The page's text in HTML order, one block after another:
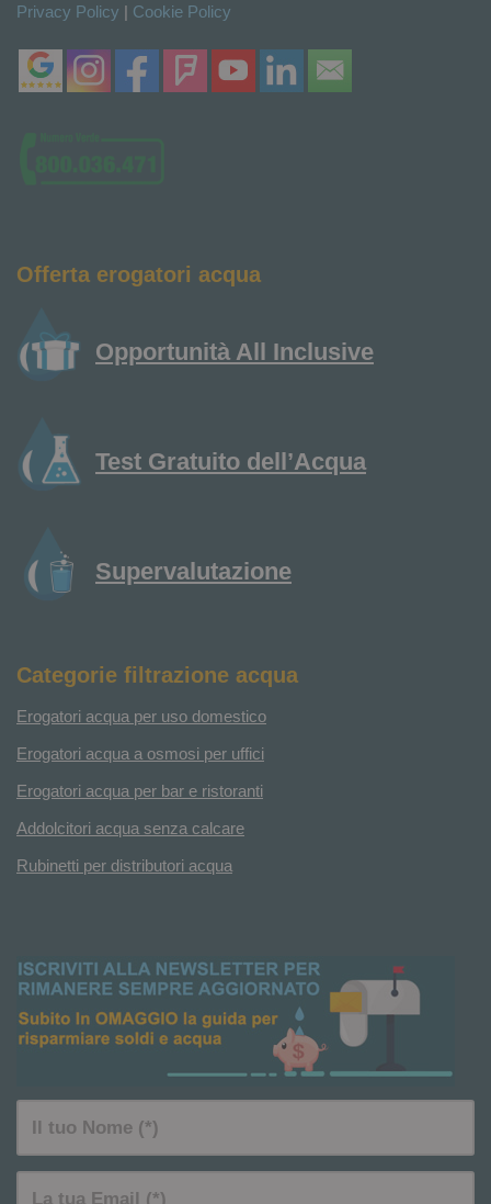
Privacy Policy | Cookie Policy
Offerta erogatori acqua
Opportunità All Inclusive
Test Gratuito dell’Acqua
Supervalutazione
Categorie filtrazione acqua
Erogatori acqua per uso domestico
Erogatori acqua a osmosi per uffici
Erogatori acqua per bar e ristoranti
Addolcitori acqua senza calcare
Rubinetti per distributori acqua